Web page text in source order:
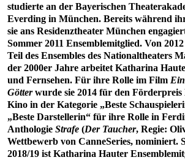
studierte an der Bayerischen
Everding in München. Bereits während
sie ans Residenztheater München
Sommer 2011 Ensemblemitglied. Von
Teil des Ensembles des Nationaltheaters
der 2000er Jahre arbeitet Katharina
und Fernsehen. Für ihre Rolle im Film
Götterwurde sie 2014 für den Förderpreis
Kino in der Kategorie „Beste
„Beste Darstellerin“ für ihre Rolle in
Anthologie Strafe (Der Taucher, Regie:
Wettbewerb von CanneSeries, nominiert.
2018/19 ist Katharina Hauter